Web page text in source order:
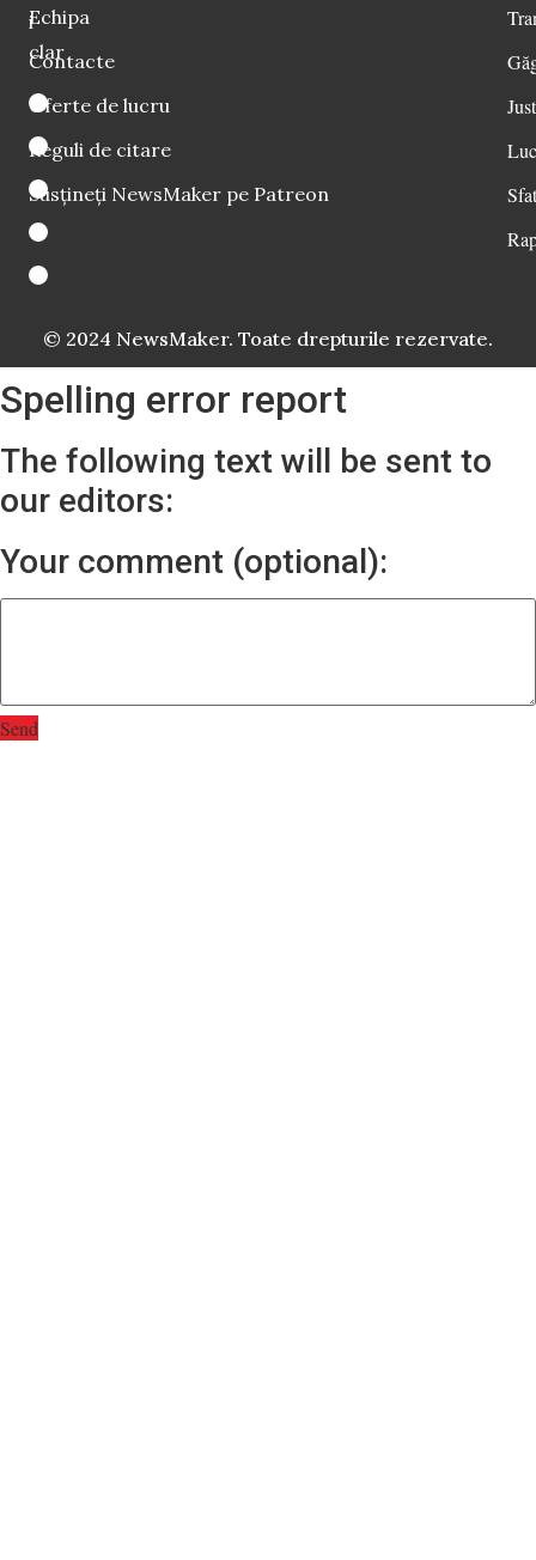
i
clar
Echipa
Contacte
Oferte de lucru
Reguli de citare
Susțineți NewsMaker pe Patreon
© 2024 NewsMaker. Toate drepturile rezervate.
Spelling error report
The following text will be sent to
our editors:
Your comment (optional):
Send